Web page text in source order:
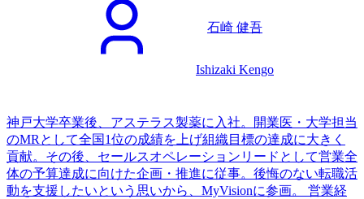
石崎 健吾
Ishizaki Kengo
神戸大学卒業後、アステラス製薬に入社。開業医・大学担当
のMRとして全国1位の成績を上げ組織目標の達成に大きく
貢献。その後、セールスオペレーションリードとして営業全
体の予算達成に向けた企画・推進に従事。後悔のない転職活
動を支援したいという思いから、MyVisionに参画。 営業経